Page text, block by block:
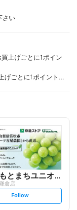
さい
上げごとに1ポイン
ごとに1ポイント進
もとまちユニオン
倉店
s
t
Follow